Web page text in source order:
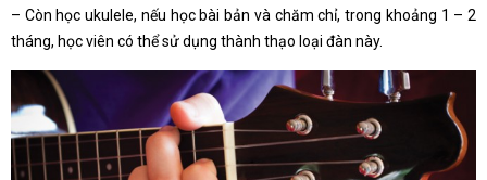
– Còn học ukulele, nếu học bài bản và chăm chỉ, trong khoảng 1 – 2
tháng, học viên có thể sử dụng thành thạo loại đàn này.